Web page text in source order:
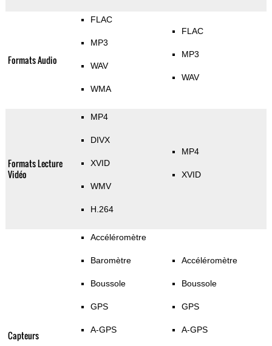
Formats Audio
FLAC
MP3
WAV
WMA
FLAC
MP3
WAV
Formats Lecture
Vidéo
MP4
DIVX
XVID
WMV
H.264
MP4
XVID
Capteurs
Accéléromètre
Baromètre
Boussole
GPS
A-GPS
Accéléromètre
Boussole
GPS
A-GPS